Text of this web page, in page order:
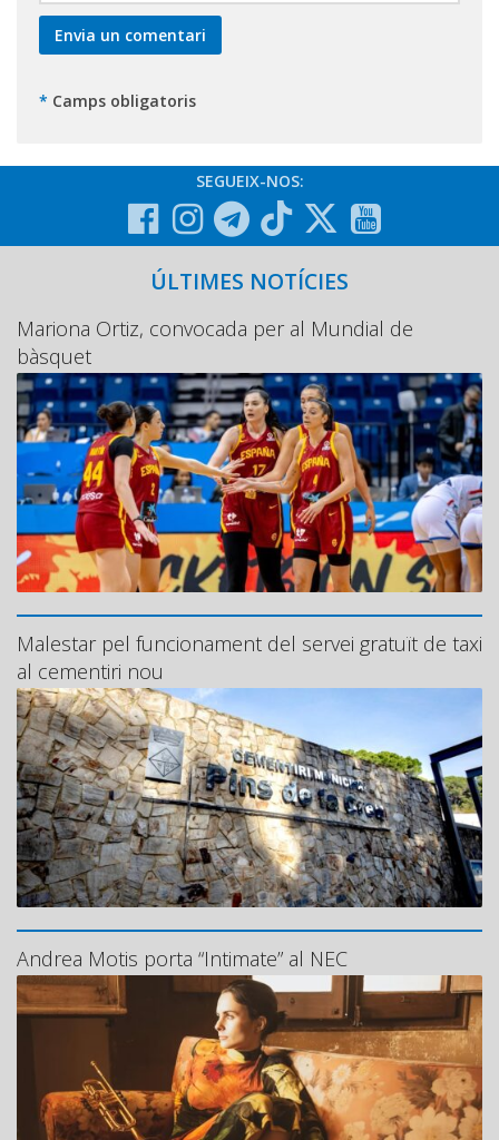
* Camps obligatoris
SEGUEIX-NOS:
ÚLTIMES NOTÍCIES
Mariona Ortiz, convocada per al Mundial de
bàsquet
Malestar pel funcionament del servei gratuït de taxi
al cementiri nou
Andrea Motis porta “Intimate” al NEC